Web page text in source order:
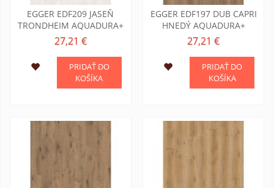
EGGER EDF209 JASEŇ
TRONDHEIM AQUADURA+
27,21 €
PRIDAŤ DO
KOŠÍKA
EGGER EDF197 DUB CAPRI
HNEDÝ AQUADURA+
27,21 €
PRIDAŤ DO
KOŠÍKA